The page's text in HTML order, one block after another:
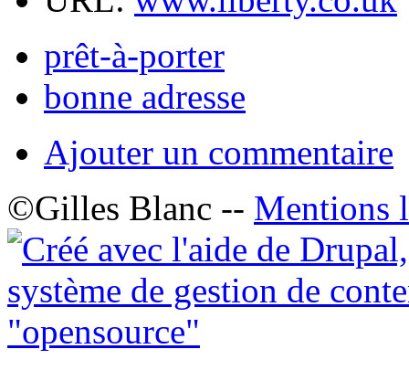
prêt-à-porter
bonne adresse
Ajouter un commentaire
©Gilles Blanc -- Mentions